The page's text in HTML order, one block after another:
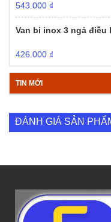
543.000 ₫
Van bi inox 3 ngả điều
426.000 ₫
TIN MỚI
ĐÁNH GIÁ SẢN